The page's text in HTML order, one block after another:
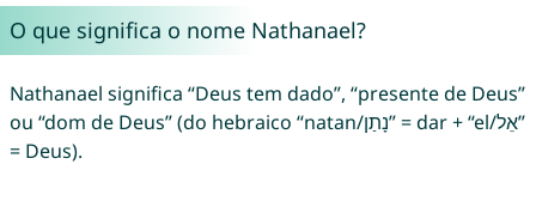
O que significa o nome Nathanael?
Nathanael significa “Deus tem dado”, “presente de Deus”
ou “dom de Deus” (do hebraico “natan/נָתַן” = dar + “el/אֵל”
= Deus).